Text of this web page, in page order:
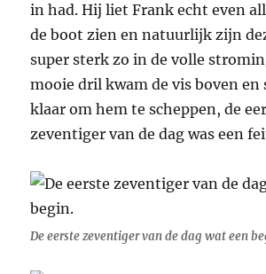
in had. Hij liet Frank echt even
de boot zien en natuurlijk zijn
super sterk zo in de volle
mooie dril kwam de vis boven en
klaar om hem te scheppen, de
zeventiger van de dag was een
De eerste zeventiger van de dag wat een